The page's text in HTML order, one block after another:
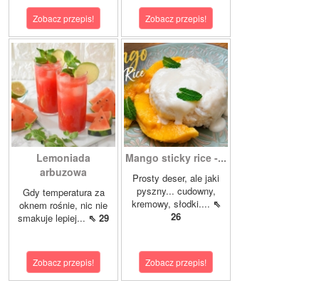
Zobacz przepis! Zobacz przepis!
Lemoniada
arbuzowa
Gdy temperatura za
oknem rośnie, nic nie
smakuje lepiej... ⇖ 29
Zobacz przepis!
Mango sticky rice -...
Prosty deser, ale jaki
pyszny... cudowny,
kremowy, słodki.... ⇖
26
Zobacz przepis!